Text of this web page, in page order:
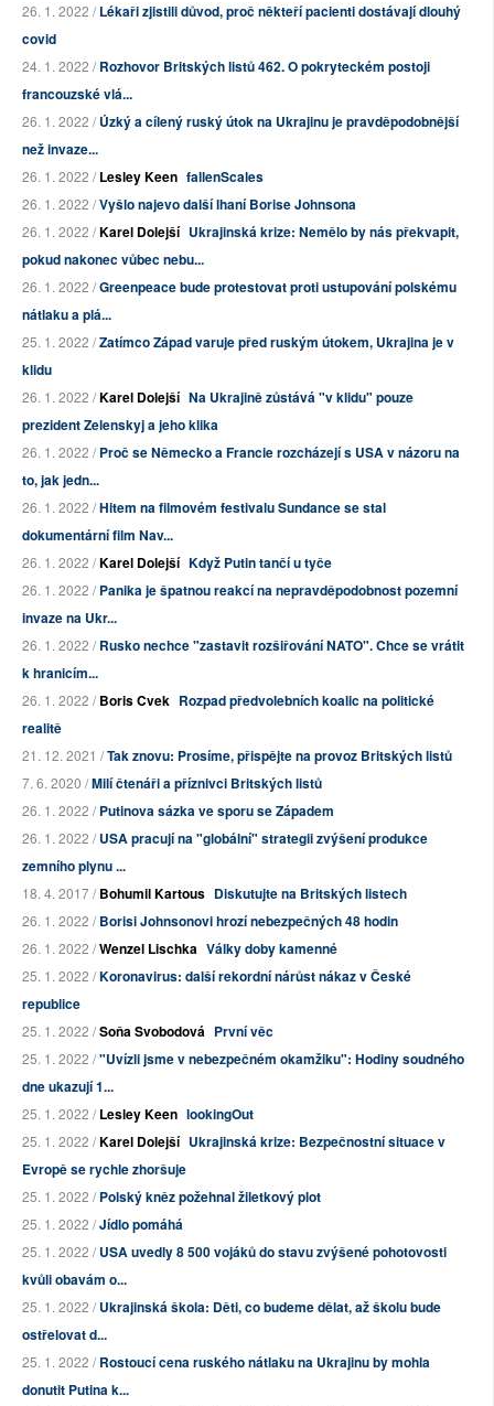
26. 1. 2022 /Lékaři zjistili důvod, proč někteří pacienti dostávají dlouhý
covid
24. 1. 2022 /Rozhovor Britských listů 462. O pokryteckém postoji
francouzské vlá...
26. 1. 2022 /Úzký a cílený ruský útok na Ukrajinu je pravděpodobnější
než invaze...
26. 1. 2022 /Lesley Keen fallenScales
26. 1. 2022 /Vyšlo najevo další lhaní Borise Johnsona
26. 1. 2022 /Karel Dolejší Ukrajinská krize: Nemělo by nás překvapit,
pokud nakonec vůbec nebu...
26. 1. 2022 /Greenpeace bude protestovat proti ustupování polskému
nátlaku a plá...
25. 1. 2022 /Zatímco Západ varuje před ruským útokem, Ukrajina je v
klidu
26. 1. 2022 /Karel Dolejší Na Ukrajině zůstává "v klidu" pouze
prezident Zelenskyj a jeho klika
26. 1. 2022 /Proč se Německo a Francie rozcházejí s USA v názoru na
to, jak jedn...
26. 1. 2022 /Hitem na filmovém festivalu Sundance se stal
dokumentární film Nav...
26. 1. 2022 /Karel Dolejší Když Putin tančí u tyče
26. 1. 2022 /Panika je špatnou reakcí na nepravděpodobnost pozemní
invaze na Ukr...
26. 1. 2022 /Rusko nechce "zastavit rozšiřování NATO". Chce se vrátit
k hranicím...
26. 1. 2022 /Boris Cvek Rozpad předvolebních koalic na politické
realitě
21. 12. 2021 /Tak znovu: Prosíme, přispějte na provoz Britských listů
7. 6. 2020 /Milí čtenáři a příznivci Britských listů
26. 1. 2022 /Putinova sázka ve sporu se Západem
26. 1. 2022 /USA pracují na "globální" strategii zvýšení produkce
zemního plynu ...
18. 4. 2017 /Bohumil Kartous Diskutujte na Britských listech
26. 1. 2022 /Borisi Johnsonovi hrozí nebezpečných 48 hodin
26. 1. 2022 /Wenzel Lischka Války doby kamenné
25. 1. 2022 /Koronavirus: další rekordní nárůst nákaz v České
republice
25. 1. 2022 /Soňa Svobodová První věc
25. 1. 2022 /"Uvízli jsme v nebezpečném okamžiku": Hodiny soudného
dne ukazují 1...
25. 1. 2022 /Lesley Keen lookingOut
25. 1. 2022 /Karel Dolejší Ukrajinská krize: Bezpečnostní situace v
Evropě se rychle zhoršuje
25. 1. 2022 /Polský kněz požehnal žiletkový plot
25. 1. 2022 /Jídlo pomáhá
25. 1. 2022 /USA uvedly 8 500 vojáků do stavu zvýšené pohotovosti
kvůli obavám o...
25. 1. 2022 /Ukrajinská škola: Děti, co budeme dělat, až školu bude
ostřelovat d...
25. 1. 2022 /Rostoucí cena ruského nátlaku na Ukrajinu by mohla
donutit Putina k...